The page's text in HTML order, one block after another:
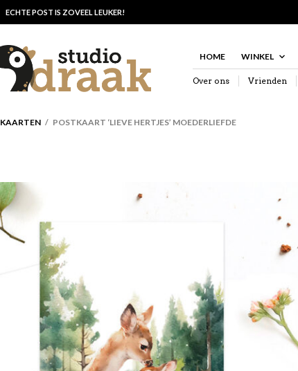
ECHTE POST IS ZOVEEL LEUKER!
HOME WINKEL
Over ons Vrienden
KAARTEN / POSTKAART ‘LIEVE HERTJES’ MOEDERLIEFDE